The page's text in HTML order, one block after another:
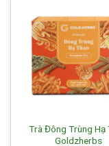
Trà Đông Trùng Hạ
Goldzherbs